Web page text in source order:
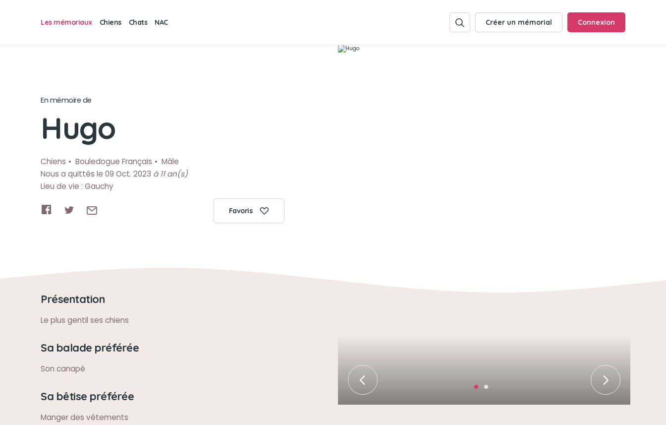
Les mémoriaux Chiens Chats NAC Créer un mémorial Connexion
En mémoire de
Hugo
Chiens Bouledogue Français
Mâle
Nous a quittés le 09 Oct. 2023 à 11 an(s)
Lieu de vie : Gauchy
Favoris
Présentation
Le plus gentil ses chiens
Sa balade préférée
Son canapé
Sa bêtise préférée
Manger des vêtements